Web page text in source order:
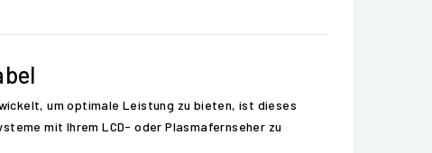
um optimale Leistung zu bieten, ist dieses
mit Ihrem LCD- oder Plasmafernseher zu